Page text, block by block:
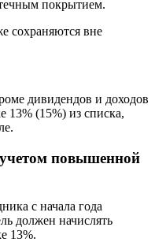
покрытием.
сохраняются вне
дивидендов и доходов
13% (15%) из списка,
повышенной
с начала года
должен начислять
13%.